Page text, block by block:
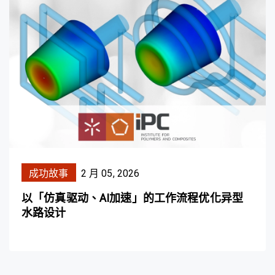
成功故事 2 月 05, 2026
以「仿真驱动、AI加速」的工作流程优化异型
水路设计